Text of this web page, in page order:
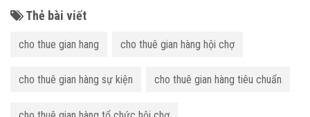
Thẻ bài viết
cho thue gian hang cho thuê gian hàng hội chợ
cho thuê gian hàng sự kiện cho thuê gian hàng tiêu chuẩn